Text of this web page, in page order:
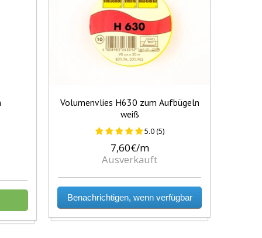
Volumenvlies H630 zum Aufbügeln
weiß
5.0 (5)
7,60€/m
Ausverkauft
Benachrichtigen, wenn verfügbar